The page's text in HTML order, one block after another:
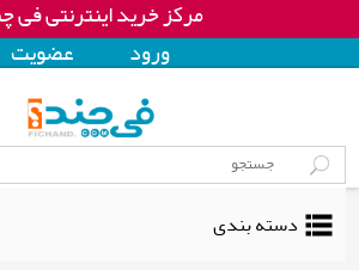
در فی چند قیمت بگیر، مقایسه
مرکز خرید اینترنتی فی چند
ورود عضويت
دسته بندی